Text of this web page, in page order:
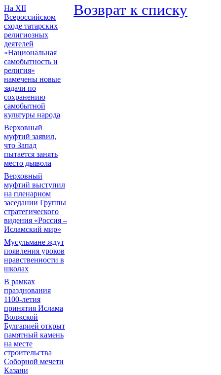
На XII
Всероссийском
сходе татарских
религиозных
деятелей
«Национальная
самобытность и
религия»
намечены новые
задачи по
сохранению
самобытной
культуры народа
Верховный
муфтий заявил,
что Запад
пытается занять
место дьявола
Верховный
муфтий выступил
на пленарном
заседании Группы
стратегического
видения «Россия –
Исламский мир»
Мусульмане ждут
появления уроков
нравственности в
школах
В рамках
празднования
1100-летия
принятия Ислама
Волжской
Булгарией открыт
памятный камень
на месте
строительства
Соборной мечети
Казани
Возврат к списку